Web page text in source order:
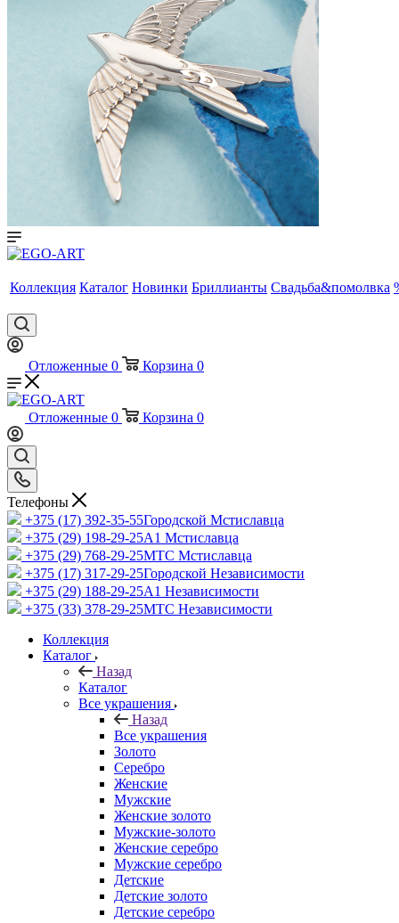
Коллекция Каталог Новинки Бриллианты Свадьба&помолвка
Отложенные 0 Корзина 0
Отложенные 0 Корзина 0
Телефоны
+375 (17) 392-35-55Городской Мстиславца
+375 (29) 198-29-25A1 Мстиславца
+375 (29) 768-29-25МТС Мстиславца
+375 (17) 317-29-25Городской Независимости
+375 (29) 188-29-25A1 Независимости
+375 (33) 378-29-25МТС Независимости
Коллекция
Каталог
Назад
Каталог
Все украшения
Назад
Все украшения
Золото
Серебро
Женские
Мужские
Женские золото
Мужские-золото
Женские серебро
Мужские серебро
Детские
Детские золото
Детские серебро